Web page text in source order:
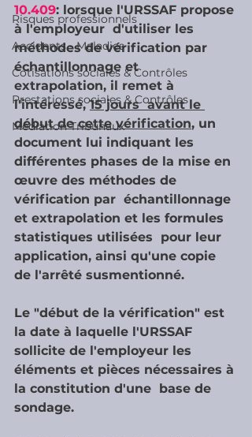
Risques professionnels
Accidents - Maladies
Cotisations sociales & Contrôles
Prestations sociales & Contrôles
Médiation Tribunaux
10.409: lorsque l'URSSAF propose
à l'employeur  d'utiliser les
méthodes de vérification par
échantillonnage et
extrapolation, il remet à
l'intéressé, 15 jours  avant le
début de cette vérification, un
document lui indiquant les
différentes phases de la mise en
œuvre des méthodes de
vérification par  échantillonnage
et extrapolation et les formules
statistiques utilisées  pour leur
application, ainsi qu'une copie
de l'arrêté susmentionné.
Le "début de la vérification" est
la date à laquelle l'URSSAF
sollicite de l'employeur les
éléments et pièces nécessaires à
la constitution d'une  base de
sondage.